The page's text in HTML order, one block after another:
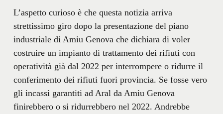
L’aspetto curioso è che questa notizia arriva
strettissimo giro dopo la presentazione del piano
industriale di Amiu Genova che dichiara di voler
costruire un impianto di trattamento dei rifiuti con
operatività già dal 2022 per interrompere o ridurre il
conferimento dei rifiuti fuori provincia. Se fosse vero
gli incassi garantiti ad Aral da Amiu Genova
finirebbero o si ridurrebbero nel 2022. Andrebbe